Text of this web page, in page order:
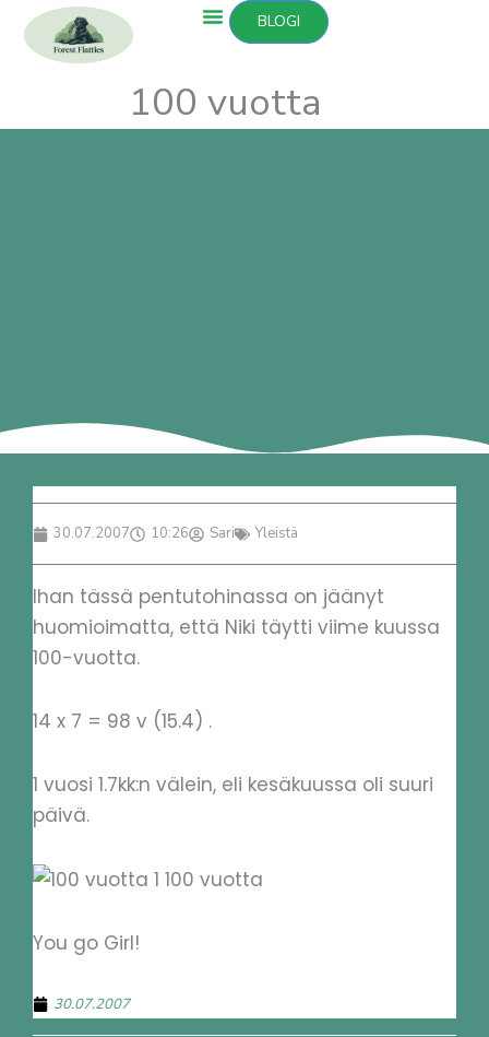
sisältöön
BLOGI
100 vuotta
30.07.2007 10:26 Sari Yleistä
Ihan tässä pentutohinassa on jäänyt
huomioimatta, että Niki täytti viime kuussa
100-vuotta.
14 x 7 = 98 v (15.4) .
1 vuosi 1.7kk:n välein, eli kesäkuussa oli suuri
päivä.
You go Girl!
30.07.2007